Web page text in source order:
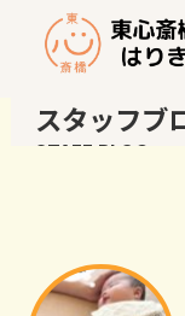
スタッフブ
STAFF BLOG